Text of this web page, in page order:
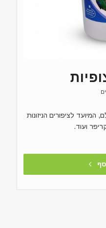
המיועד לציפורים הניזונות
ועוד.